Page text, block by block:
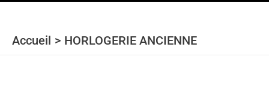
Accueil HORLOGERIE ANCIENNE